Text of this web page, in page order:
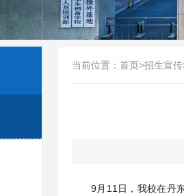
当前位置： 首页>招生宣传
9月11日，我校在丹